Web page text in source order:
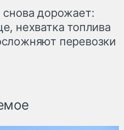
снова дорожает:
нехватка топлива
перевозки